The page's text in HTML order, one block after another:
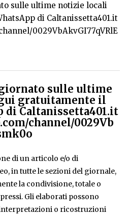
sulle ultime notizie locali
di Caltanissetta401.it
0029VbAkvGI77qVRlE
sulle ultime
gratuitamente il
di Caltanissetta401.it
channel/0029Vb
di un articolo e/o di
in tutte le sezioni del giornale,
la condivisione, totale o
Gli elaborati possono
o ricostruzioni